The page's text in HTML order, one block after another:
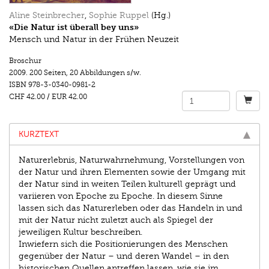
Aline Steinbrecher, Sophie Ruppel (Hg.)
«Die Natur ist überall bey uns»
Mensch und Natur in der Frühen Neuzeit
Broschur
2009. 200 Seiten, 20 Abbildungen s/w.
ISBN 978-3-0340-0981-2
CHF 42.00 / EUR 42.00
KURZTEXT
Naturerlebnis, Naturwahrnehmung, Vorstellungen von
der Natur und ihren Elementen sowie der Umgang mit
der Natur sind in weiten Teilen kulturell geprägt und
variieren von Epoche zu Epoche. In diesem Sinne
lassen sich das Naturerleben oder das Handeln in und
mit der Natur nicht zuletzt auch als Spiegel der
jeweiligen Kultur beschreiben.
Inwiefern sich die Positionierungen des Menschen
gegenüber der Natur – und deren Wandel – in den